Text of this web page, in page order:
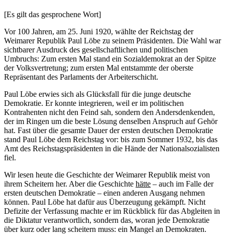
[Es gilt das gesprochene Wort]
Vor 100 Jahren, am 25. Juni 1920, wählte der Reichstag der
Weimarer Republik Paul Löbe zu seinem Präsidenten. Die Wahl war
sichtbarer Ausdruck des gesellschaftlichen und politischen
Umbruchs: Zum ersten Mal stand ein Sozialdemokrat an der Spitze
der Volksvertretung; zum ersten Mal entstammte der oberste
Repräsentant des Parlaments der Arbeiterschicht.
Paul Löbe erwies sich als Glücksfall für die junge deutsche
Demokratie. Er konnte integrieren, weil er im politischen
Kontrahenten nicht den Feind sah, sondern den Andersdenkenden,
der im Ringen um die beste Lösung denselben Anspruch auf Gehör
hat. Fast über die gesamte Dauer der ersten deutschen Demokratie
stand Paul Löbe dem Reichstag vor: bis zum Sommer 1932, bis das
Amt des Reichstagspräsidenten in die Hände der Nationalsozialisten
fiel.
Wir lesen heute die Geschichte der Weimarer Republik meist von
ihrem Scheitern her. Aber die Geschichte hätte – auch im Falle der
ersten deutschen Demokratie – einen anderen Ausgang nehmen
können. Paul Löbe hat dafür aus Überzeugung gekämpft. Nicht
Defizite der Verfassung machte er im Rückblick für das Abgleiten in
die Diktatur verantwortlich, sondern das, woran jede Demokratie
über kurz oder lang scheitern muss: ein Mangel an Demokraten.